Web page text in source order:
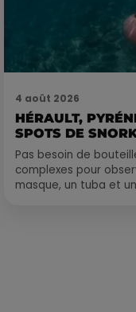
4 août 2026
HÉRAULT,
SPOTS DE
Pas besoin de
complexes pour
masque, un tuba et